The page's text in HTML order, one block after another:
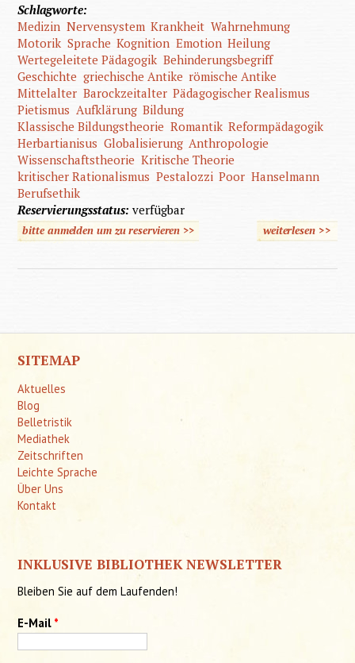
Schlagworte:
Medizin Nervensystem Krankheit Wahrnehmung
Motorik Sprache Kognition Emotion Heilung
Wertegeleitete Pädagogik Behinderungsbegriff
Geschichte griechische Antike römische Antike
Mittelalter Barockzeitalter Pädagogischer Realismus
Pietismus Aufklärung Bildung
Klassische Bildungstheorie Romantik Reformpädagogik
Herbartianisus Globalisierung Anthropologie
Wissenschaftstheorie Kritische Theorie
kritischer Rationalismus Pestalozzi Poor Hanselmann
Berufsethik
Reservierungsstatus:verfügbar
bitte anmelden um zu reservieren >> weiterlesen>>
SITEMAP
Aktuelles
Blog
Belletristik
Mediathek
Zeitschriften
Leichte Sprache
Über Uns
Kontakt
INKLUSIVE BIBLIOTHEK NEWSLETTER
Bleiben Sie auf dem Laufenden!
E-Mail *